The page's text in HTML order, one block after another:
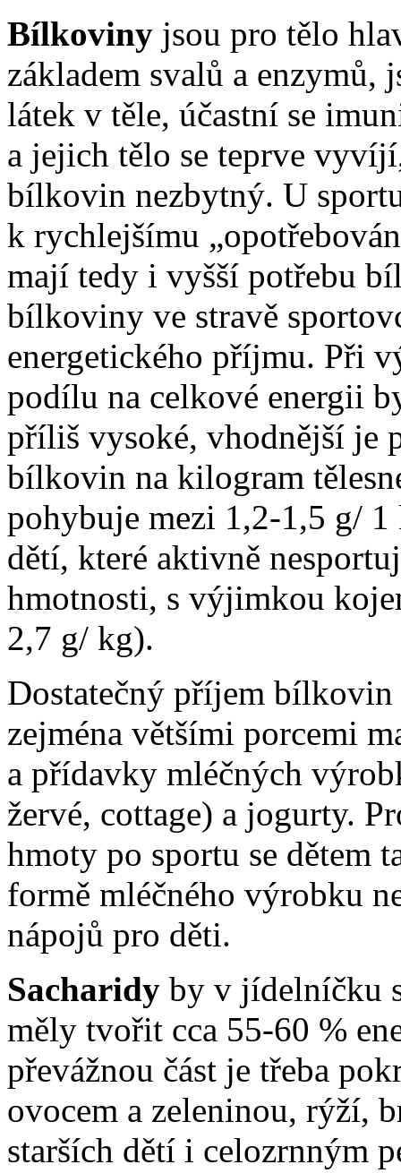
Bílkoviny jsou pro tělo
základem svalů a enzymů,
látek v těle, účastní se
a jejich tělo se teprve
bílkovin nezbytný. U
k rychlejšímu
mají tedy i vyšší potřebu
bílkoviny ve stravě
energetického příjmu. Při
podílu na celkové energii
příliš vysoké, vhodnější je
bílkovin na kilogram
pohybuje mezi 1,2-1,5 g/
dětí, které aktivně
hmotnosti, s výjimkou
2,7 g/ kg).
Dostatečný příjem
zejména většími porcemi
a přídavky mléčných
žervé, cottage) a jogurty.
hmoty po sportu se dětem
formě mléčného výrobku
nápojů pro děti.
Sacharidy by v jídelníčku
měly tvořit cca 55-60 %
převážnou část je třeba
ovocem a zeleninou, rýží,
starších dětí i celozrnným